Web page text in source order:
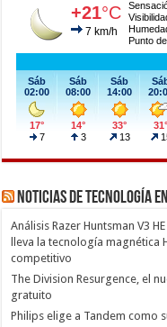
Noticias de Tecnología
Análisis Razer Huntsman V3
lleva la tecnología magnética
competitivo
The Division Resurgence, el
gratuito
Philips elige a Tandem como